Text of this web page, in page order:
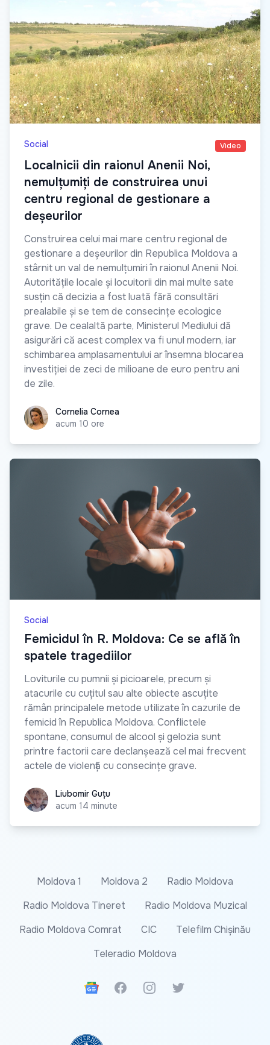
Social Video
Localnicii din raionul Anenii Noi,
nemulțumiți de construirea unui
centru regional de gestionare a
deșeurilor
Construirea celui mai mare centru regional de
gestionare a deșeurilor din Republica Moldova a
stârnit un val de nemulțumiri în raionul Anenii Noi.
Autoritățile locale și locuitorii din mai multe sate
susțin că decizia a fost luată fără consultări
prealabile și se tem de consecințe ecologice
grave. De cealaltă parte, Ministerul Mediului dă
asigurări că acest complex va fi unul modern, iar
schimbarea amplasamentului ar însemna blocarea
investiției de zeci de milioane de euro pentru ani
de zile.
Cornelia Cornea
Cornelia Cornea
acum 10 ore
Social
Femicidul în R. Moldova: Ce se află în
spatele tragediilor
Loviturile cu pumnii și picioarele, precum și
atacurile cu cuțitul sau alte obiecte ascuțite
rămân principalele metode utilizate în cazurile de
femicid în Republica Moldova. Conflictele
spontane, consumul de alcool și gelozia sunt
printre factorii care declanșează cel mai frecvent
actele de violență cu consecințe grave.
Liubomir Guțu
Liubomir Guțu
acum 14 minute
Moldova 1 Moldova 2
Radio Moldova
Radio Moldova Tineret
Radio Moldova Muzical
Radio Moldova Comrat
CIC
Telefilm Chișinău
Teleradio Moldova
Google News
FacebookInstagramTwitter